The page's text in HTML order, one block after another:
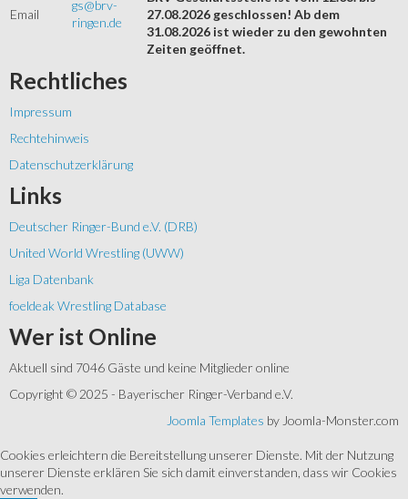
Email
gs@brv-
ringen.de
27.08.2026 geschlossen! Ab dem
31.08.2026 ist wieder zu den gewohnten
Zeiten geöffnet.
Rechtliches
Impressum
Rechtehinweis
Datenschutzerklärung
Links
Deutscher Ringer-Bund e.V. (DRB)
United World Wrestling (UWW)
Liga Datenbank
foeldeak Wrestling Database
Wer ist Online
Aktuell sind 7046 Gäste und keine Mitglieder online
Copyright © 2025 - Bayerischer Ringer-Verband e.V.
Joomla Templates by Joomla-Monster.com
Cookies erleichtern die Bereitstellung unserer Dienste. Mit der Nutzung
unserer Dienste erklären Sie sich damit einverstanden, dass wir Cookies
verwenden.